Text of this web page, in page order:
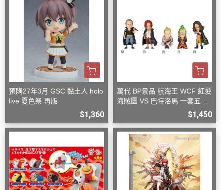
預購27年3月 GSC 黏土人 holo
live 夏色祭 再版
$1,360
萬代 BP景品 航海王 WCF 紅髮
海賊團 VS 巴特洛馬 一套五款
$1,450